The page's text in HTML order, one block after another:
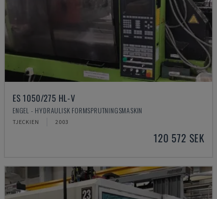
ES 1050/275 HL-V
ENGEL - HYDRAULISK FORMSPRUTNINGSMASKIN
TJECKIEN 2003
120 572 SEK